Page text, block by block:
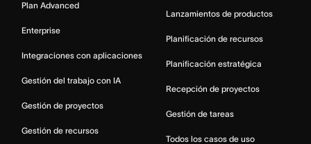
Plan Advanced
Enterprise
Integraciones con aplicaciones
Gestión del trabajo con IA
Gestión de proyectos
Gestión de recursos
Lanzamientos de productos
Planificación de recursos
Planificación estratégica
Recepción de proyectos
Gestión de tareas
Todos los casos de uso